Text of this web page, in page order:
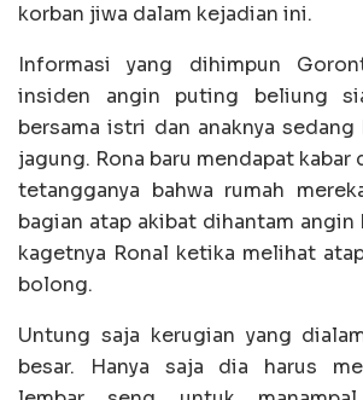
korban jiwa dalam kejadian ini.
Informasi yang dihimpun
insiden angin puting beliung
bersama istri dan anaknya
jagung. Rona baru mendapat kabar
tetangganya bahwa rumah
bagian atap akibat dihantam angin
kagetnya Ronal ketika melihat
bolong.
Untung saja kerugian yang
besar. Hanya saja dia harus